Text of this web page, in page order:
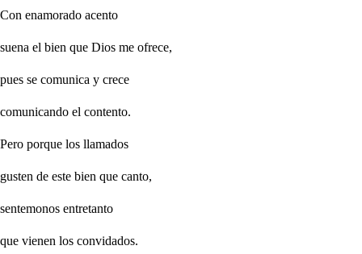
Con enamorado acento
suena el bien que Dios me ofrece,
pues se comunica y crece
comunicando el contento.
Pero porque los llamados
gusten de este bien que canto,
sentemonos entretanto
que vienen los convidados.